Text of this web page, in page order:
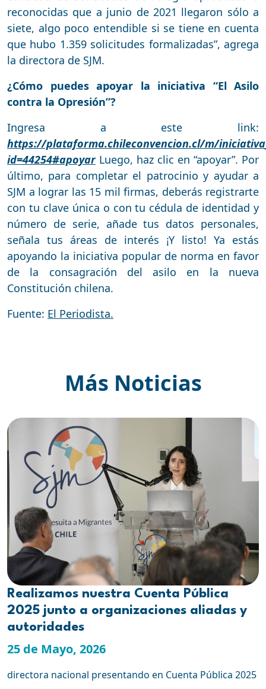
reconocidas que a junio de 2021 llegaron sólo a
siete, algo poco entendible si se tiene en cuenta
que hubo 1.359 solicitudes formalizadas”, agrega
la directora de SJM.
¿Cómo puedes apoyar la iniciativa “El Asilo
contra la Opresión”?
Ingresa a este link:
https://plataforma.chileconvencion.cl/m/
id=44254#apoyarLuego, haz clic en “apoyar”. Por
último, para completar el patrocinio y ayudar a
SJM a lograr las 15 mil firmas, deberás registrarte
con tu clave única o con tu cédula de identidad y
número de serie, añade tus datos personales,
señala tus áreas de interés ¡Y listo! Ya estás
apoyando la iniciativa popular de norma en favor
de la consagración del asilo en la nueva
Constitución chilena.
Fuente: El Periodista.
Más Noticias
Realizamos nuestra Cuenta Pública
2025 junto a organizaciones aliadas y
autoridades
25 de Mayo, 2026
directora nacional presentando en Cuenta Pública 2025